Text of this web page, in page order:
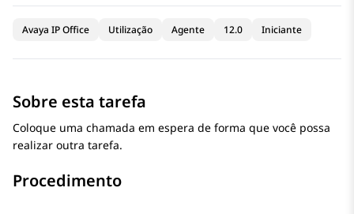
Avaya IP Office Utilização Agente 12.0 Iniciante
Sobre esta tarefa
Coloque uma chamada em espera de forma que você possa
realizar outra tarefa.
Procedimento